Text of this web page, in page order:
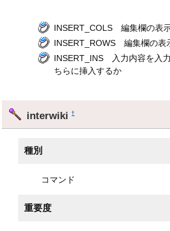
INSERT_COLS 編集欄の表
INSERT_ROWS 編集欄の表
INSERT_INS 入力内容を入
ちらに挿入するか
interwiki†
種別
コマンド
重要度